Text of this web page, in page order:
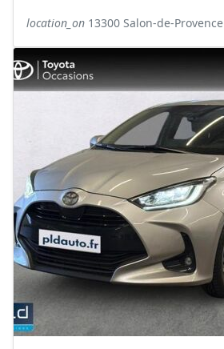
location_on 13300 Salon-de-Provence